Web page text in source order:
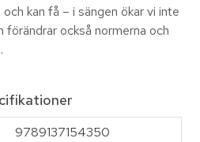
kan få – i sängen ökar vi inte
förändrar också normerna och
9789137154350